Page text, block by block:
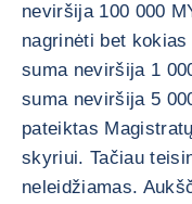
neviršija 100 000
nagrinėti bet
suma neviršija 1
suma neviršija 5
pateiktas
skyriui. Tačiau
neleidžiamas.